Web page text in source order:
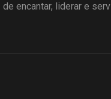
de encantar, liderar e